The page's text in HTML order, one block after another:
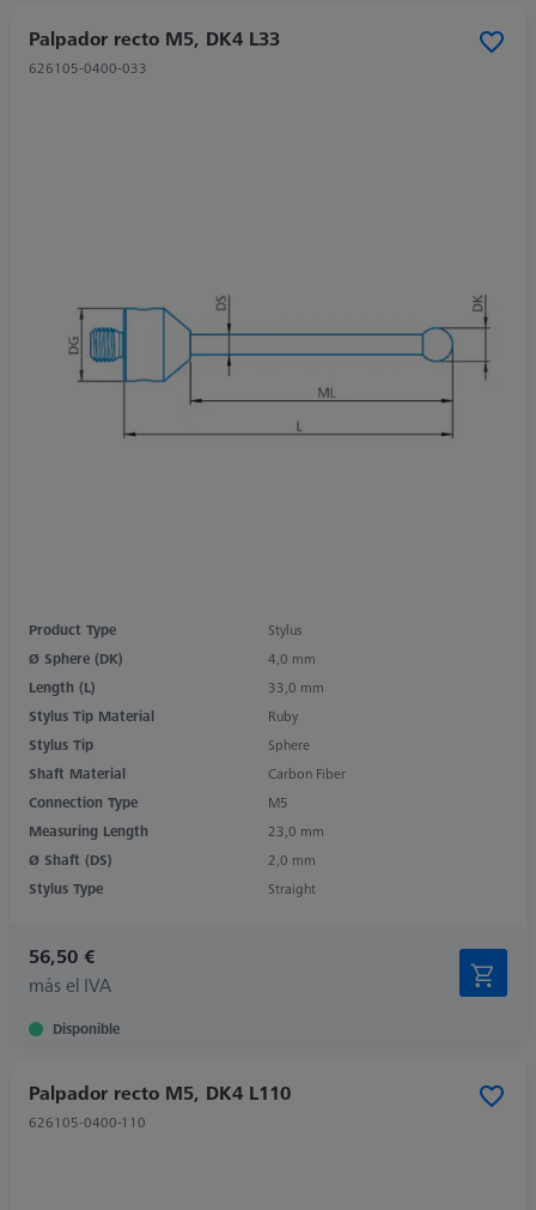
Palpador recto M5, DK4 L33
626105-0400-033
Product Type
Stylus
Ø Sphere (DK)
4,0 mm
Length (L)
33,0 mm
Stylus Tip Material
Ruby
Stylus Tip
Sphere
Shaft Material
Carbon Fiber
Connection Type
M5
Measuring Length
23,0 mm
Ø Shaft (DS)
2,0 mm
Stylus Type
Straight
56,50 €
más el IVA
Disponible
Palpador recto M5, DK4 L110
626105-0400-110